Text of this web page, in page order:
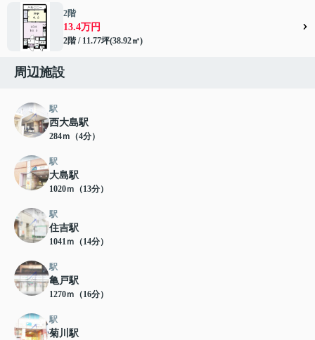
2階
13.4万円
2階 / 11.77坪(38.92㎡)
周辺施設
駅
西大島駅
284ｍ（4分）
駅
大島駅
1020ｍ（13分）
駅
住吉駅
1041ｍ（14分）
駅
亀戸駅
1270ｍ（16分）
駅
菊川駅